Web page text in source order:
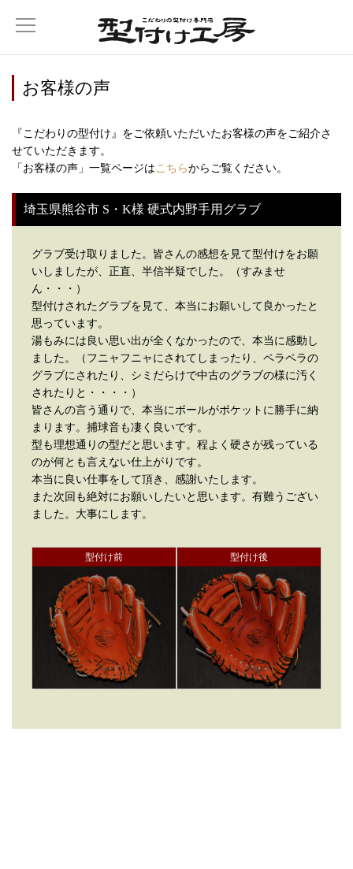
お客様の声
『こだわりの型付け』をご依頼いただいたお客様の声をご紹介さ
せていただきます。
「お客様の声」一覧ページはこちらからご覧ください。
埼玉県熊谷市 S・K様 硬式内野手用グラブ
グラブ受け取りました。皆さんの感想を見て型付けをお願
いしましたが、正直、半信半疑でした。（すみませ
ん・・・）
型付けされたグラブを見て、本当にお願いして良かったと
思っています。
湯もみには良い思い出が全くなかったので、本当に感動し
ました。（フニャフニャにされてしまったり、ペラペラの
グラブにされたり、シミだらけで中古のグラブの様に汚く
されたりと・・・・）
皆さんの言う通りで、本当にボールがポケットに勝手に納
まります。捕球音も凄く良いです。
型も理想通りの型だと思います。程よく硬さが残っている
のが何とも言えない仕上がりです。
本当に良い仕事をして頂き、感謝いたします。
また次回も絶対にお願いしたいと思います。有難うござい
ました。大事にします。
型付け前 型付け後